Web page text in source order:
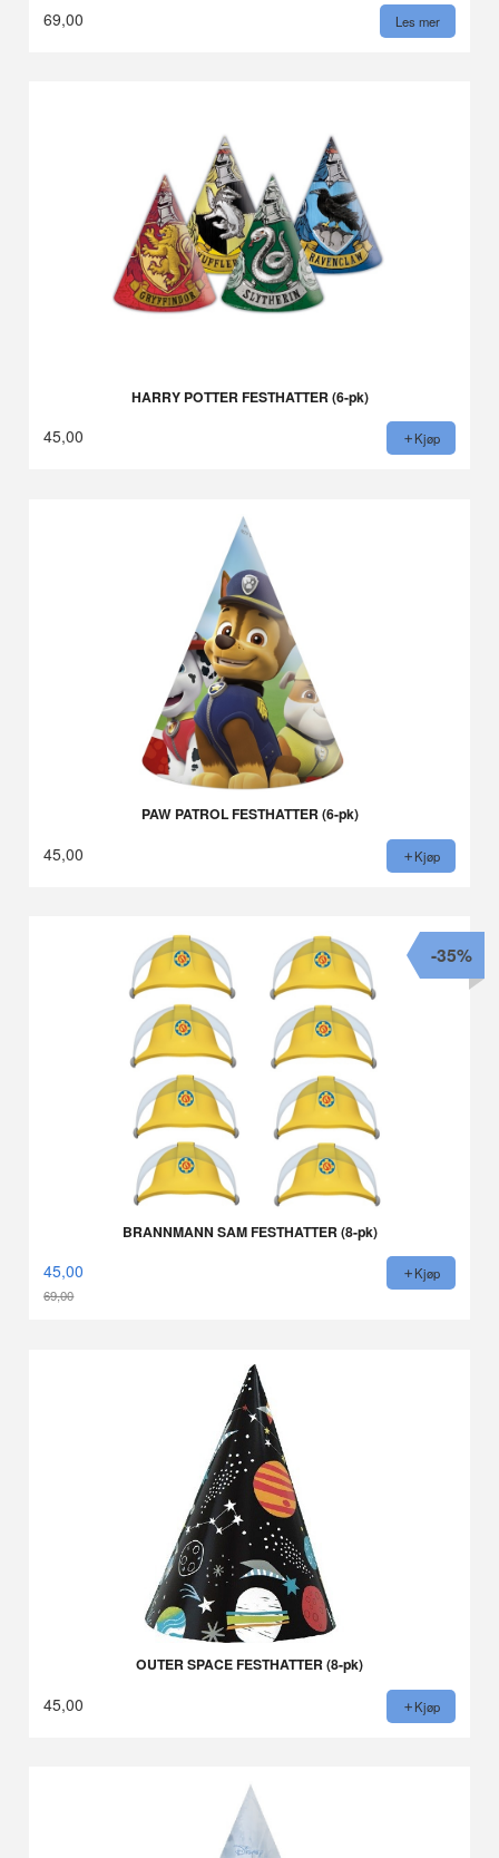
69,00 Les mer
HARRY POTTER FESTHATTER (6-pk)
45,00 Kjøp
PAW PATROL FESTHATTER (6-pk)
45,00 Kjøp
BRANNMANN SAM FESTHATTER (8-pk)
45,00
69,00
-35%
Kjøp
OUTER SPACE FESTHATTER (8-pk)
45,00 Kjøp